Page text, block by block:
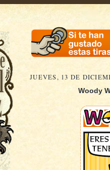
JUEVES, 13 DE
Woody